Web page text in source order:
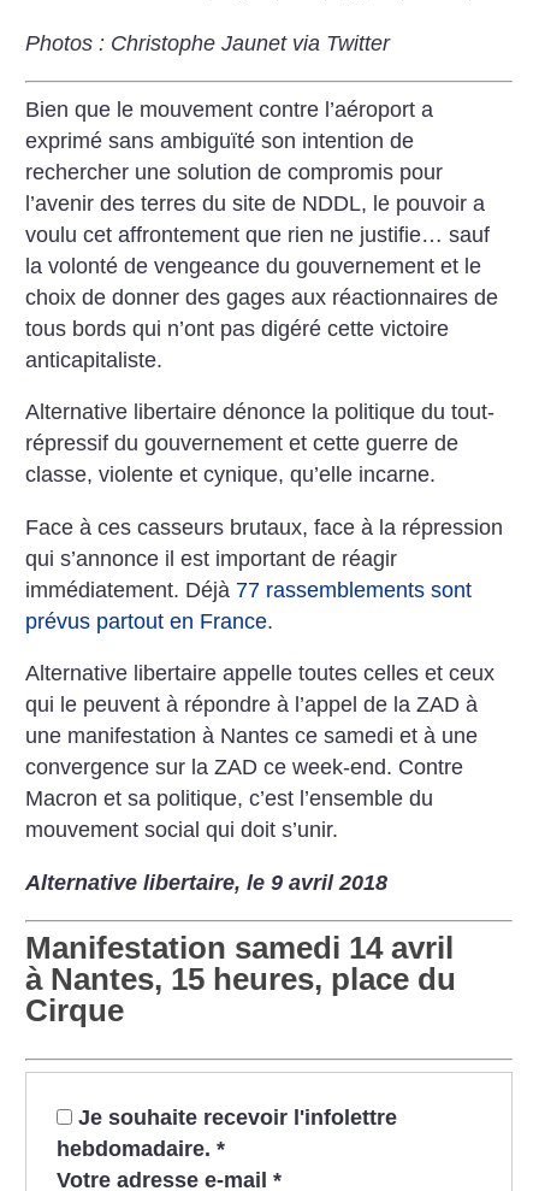
Photos : Christophe Jaunet via Twitter
Bien que le mouvement contre l’aéroport a
exprimé sans ambiguïté son intention de
rechercher une solution de compromis pour
l’avenir des terres du site de NDDL, le pouvoir a
voulu cet affrontement que rien ne justifie… sauf
la volonté de vengeance du gouvernement et le
choix de donner des gages aux réactionnaires de
tous bords qui n’ont pas digéré cette victoire
anticapitaliste.
Alternative libertaire dénonce la politique du tout-
répressif du gouvernement et cette guerre de
classe, violente et cynique, qu’elle incarne.
Face à ces casseurs brutaux, face à la répression
qui s’annonce il est important de réagir
immédiatement. Déjà 77 rassemblements sont
prévus partout en France.
Alternative libertaire appelle toutes celles et ceux
qui le peuvent à répondre à l’appel de la ZAD à
une manifestation à Nantes ce samedi et à une
convergence sur la ZAD ce week-end. Contre
Macron et sa politique, c’est l’ensemble du
mouvement social qui doit s’unir.
Alternative libertaire, le 9 avril 2018
Manifestation samedi 14 avril
à Nantes, 15 heures, place du
Cirque
Je souhaite recevoir l'infolettre
hebdomadaire. *
Votre adresse e-mail *